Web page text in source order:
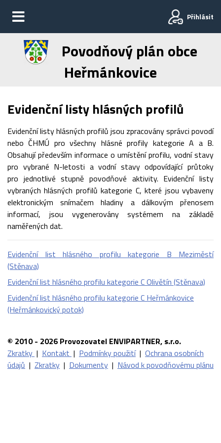
Přihlásit
Povodňový plán obce
Heřmánkovice
Evidenční listy hlásných profilů
Evidenční listy hlásných profilů jsou zpracovány správci povodí
nebo ČHMÚ pro všechny hlásné profily kategorie A a B.
Obsahují především informace o umístění profilu, vodní stavy
pro vybrané N-letosti a vodní stavy odpovídající průtoky
pro jednotlivé stupně povodňové aktivity. Evidenční listy
vybraných hlásných profilů kategorie C, které jsou vybaveny
elektronickým snímačem hladiny a dálkovým přenosem
informací, jsou vygenerovány systémem na základě
naměřených dat.
Evidenční list hlásného profilu kategorie B Meziměstí
(Stěnava)
Evidenční list hlásného profilu kategorie C Olivětín (Stěnava)
Evidenční list hlásného profilu kategorie C Heřmánkovice
(Heřmánkovický potok)
© 2010 - 2026 Provozovatel ENVIPARTNER, s.r.o.
Zkratky | Kontakt | Podmínky použití | Ochrana osobních
údajů | Zkratky | Dokumenty | Návod k povodňovému plánu